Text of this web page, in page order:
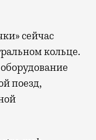
сейчас
кольце.
поезд,